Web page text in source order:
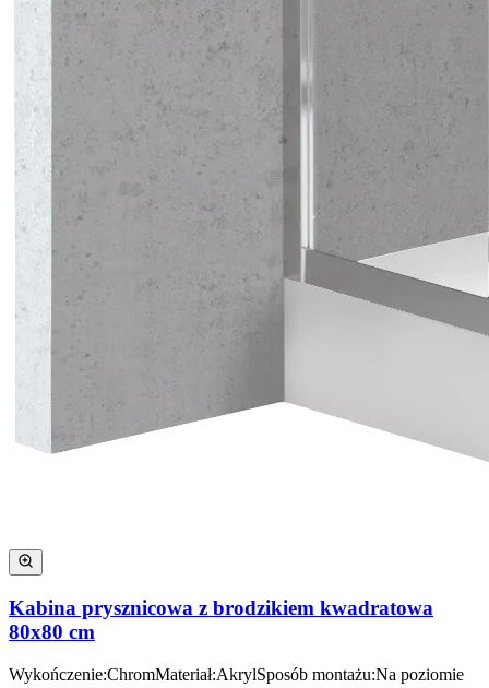
Kabina prysznicowa z brodzikiem kwadratowa
80x80 cm
Wykończenie:ChromMateriał:AkrylSposób montażu:Na poziomie